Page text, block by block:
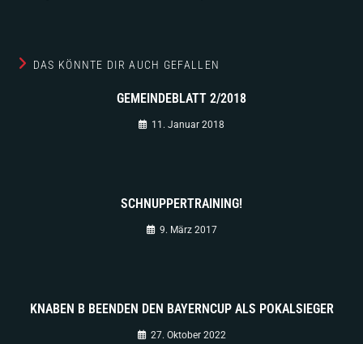
DAS KÖNNTE DIR AUCH GEFALLEN
GEMEINDEBLATT 2/2018
11. Januar 2018
SCHNUPPERTRAINING!
9. März 2017
KNABEN B BEENDEN DEN BAYERNCUP ALS POKALSIEGER
27. Oktober 2022